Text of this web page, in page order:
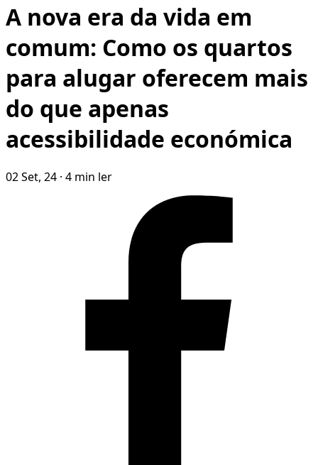
A nova era da vida em
comum: Como os quartos
para alugar oferecem mais
do que apenas
acessibilidade económica
02 Set, 24 · 4 min ler